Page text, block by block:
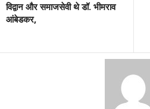
विद्वान और समाजसेवी थे डॉ. भीमराव
आंबेडकर,